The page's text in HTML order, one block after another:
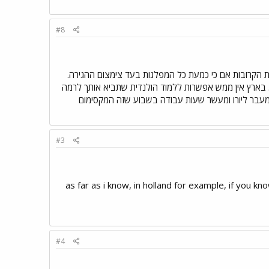
#8
הקרובות אם כי כמעת כל המפלגות בעד צימצום ההגירה.
בארץ אין ממש אפשרות ללמוד הולנדית שתביא אותך לרמה
ליורו ומעשר שעות עבודה בשבוע שזה המקסימום
#3
as far as i know, in holland for example, if you
#4